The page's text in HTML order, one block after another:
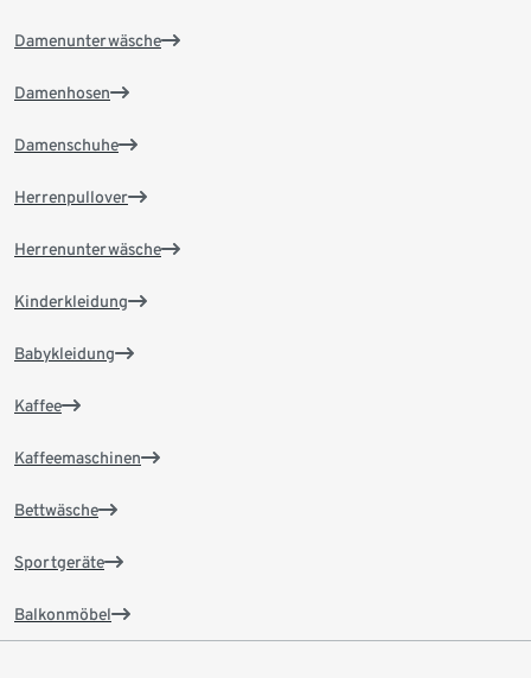
Damenunterwäsche
Damenhosen
Damenschuhe
Herrenpullover
Herrenunterwäsche
Kinderkleidung
Babykleidung
Kaffee
Kaffeemaschinen
Bettwäsche
Sportgeräte
Balkonmöbel